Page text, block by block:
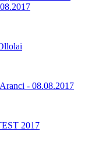
- 08.08.2017
2017